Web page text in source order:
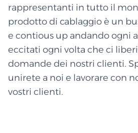
rappresentanti in tutto il
prodotto di cablaggio è un
e contious up andando ogni
eccitati ogni volta che ci
domande dei nostri clienti.
unirete a noi e lavorare con
vostri clienti.